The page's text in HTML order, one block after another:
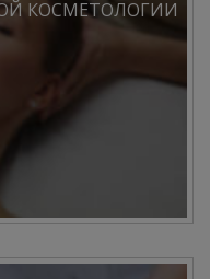
КОСМЕТОЛОГИИ